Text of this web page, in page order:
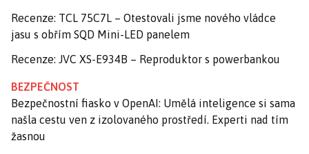
Recenze: TCL 75C7L – Otestovali jsme nového vládce
jasu s obřím SQD Mini-LED panelem
Recenze: JVC XS-E934B – Reproduktor s powerbankou
BEZPEČNOST
Bezpečnostní fiasko v OpenAI: Umělá inteligence si sama
našla cestu ven z izolovaného prostředí. Experti nad tím
žasnou